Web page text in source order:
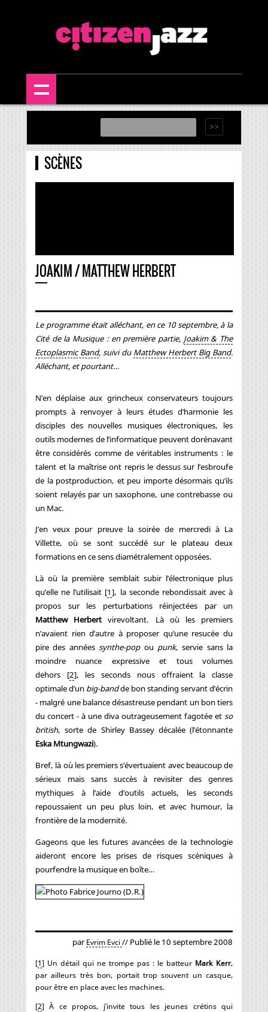
SCÈNES
JOAKIM / MATTHEW HERBERT
Le programme était alléchant, en ce 10 septembre, à la
Cité de la Musique : en première partie, Joakim & The
Ectoplasmic Band, suivi du Matthew Herbert Big Band.
Alléchant, et pourtant…
N’en déplaise aux grincheux conservateurs toujours
prompts à renvoyer à leurs études d’harmonie les
disciples des nouvelles musiques électroniques, les
outils modernes de l’informatique peuvent dorénavant
être considérés comme de véritables instruments : le
talent et la maîtrise ont repris le dessus sur l’esbroufe
de la postproduction, et peu importe désormais qu’ils
soient relayés par un saxophone, une contrebasse ou
un Mac.
J’en veux pour preuve la soirée de mercredi à La
Villette, où se sont succédé sur le plateau deux
formations en ce sens diamétralement opposées.
Là où la première semblait subir l’électronique plus
qu’elle ne l’utilisait [1], la seconde rebondissait avec à
propos sur les perturbations réinjectées par un
Matthew Herbert virevoltant. Là où les premiers
n’avaient rien d’autre à proposer qu’une resucée du
pire des annéessynthe-popou punk, servie sans la
moindre nuance expressive et tous volumes
dehors [2], les seconds nous offraient la classe
optimale d’un big-bandde bon standing servant d’écrin
- malgré une balance désastreuse pendant un bon tiers
du concert - à une diva outrageusement fagotée et so
british, sorte de Shirley Bassey décalée (l’étonnante
Eska Mtungwazi).
Bref, là où les premiers s’évertuaient avec beaucoup de
sérieux mais sans succès à revisiter des genres
mythiques à l’aide d’outils actuels, les seconds
repoussaient un peu plus loin, et avec humour, la
frontière de la modernité.
Gageons que les futures avancées de la technologie
aideront encore les prises de risques scéniques à
pourfendre la musique en boîte…
par Evrim Evci // Publié le 10 septembre 2008
[1] Un détail qui ne trompe pas : le batteur Mark Kerr,
par ailleurs très bon, portait trop souvent un casque,
pour être en place avec les machines.
[2]À ce propos, j’invite tous les jeunes crétins qui